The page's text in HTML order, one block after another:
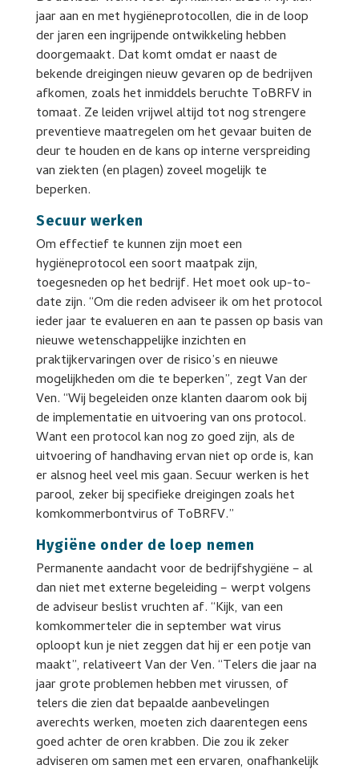
jaar aan en met hygiëneprotocollen, die in de loop
der jaren een ingrijpende ontwikkeling hebben
doorgemaakt. Dat komt omdat er naast de
bekende dreigingen nieuw gevaren op de bedrijven
afkomen, zoals het inmiddels beruchte ToBRFV in
tomaat. Ze leiden vrijwel altijd tot nog strengere
preventieve maatregelen om het gevaar buiten de
deur te houden en de kans op interne verspreiding
van ziekten (en plagen) zoveel mogelijk te
beperken.
Secuur werken
Om effectief te kunnen zijn moet een
hygiëneprotocol een soort maatpak zijn,
toegesneden op het bedrijf. Het moet ook up-to-
date zijn. “Om die reden adviseer ik om het protocol
ieder jaar te evalueren en aan te passen op basis van
nieuwe wetenschappelijke inzichten en
praktijkervaringen over de risico’s en nieuwe
mogelijkheden om die te beperken”, zegt Van der
Ven. “Wij begeleiden onze klanten daarom ook bij
de implementatie en uitvoering van ons protocol.
Want een protocol kan nog zo goed zijn, als de
uitvoering of handhaving ervan niet op orde is, kan
er alsnog heel veel mis gaan. Secuur werken is het
parool, zeker bij specifieke dreigingen zoals het
komkommerbontvirus of ToBRFV.”
Hygiëne onder de loep nemen
Permanente aandacht voor de bedrijfshygiëne – al
dan niet met externe begeleiding – werpt volgens
de adviseur beslist vruchten af. “Kijk, van een
komkommerteler die in september wat virus
oploopt kun je niet zeggen dat hij er een potje van
maakt”, relativeert Van der Ven. “Telers die jaar na
jaar grote problemen hebben met virussen, of
telers die zien dat bepaalde aanbevelingen
averechts werken, moeten zich daarentegen eens
goed achter de oren krabben. Die zou ik zeker
adviseren om samen met een ervaren, onafhankelijk